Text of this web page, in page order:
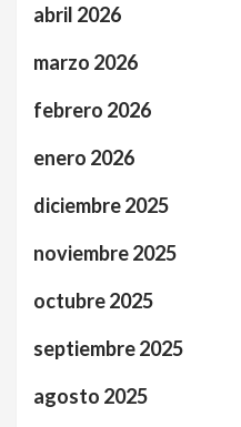
abril 2026
marzo 2026
febrero 2026
enero 2026
diciembre 2025
noviembre 2025
octubre 2025
septiembre 2025
agosto 2025